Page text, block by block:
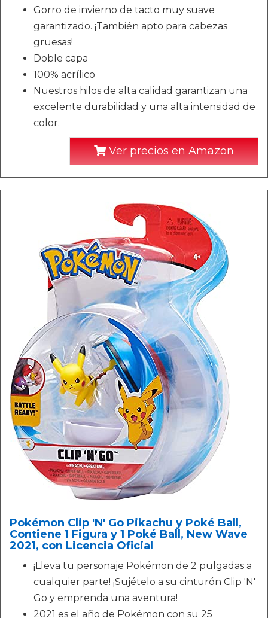
Gorro de invierno de tacto muy suave
garantizado. ¡También apto para cabezas
gruesas!
Doble capa
100% acrílico
Nuestros hilos de alta calidad garantizan una
excelente durabilidad y una alta intensidad de
color.
Ver precios en Amazon
Pokémon Clip 'N' Go Pikachu y Poké Ball,
Contiene 1 Figura y 1 Poké Ball, New Wave
2021, con Licencia Oficial
¡Lleva tu personaje Pokémon de 2 pulgadas a
cualquier parte! ¡Sujételo a su cinturón Clip 'N'
Go y emprenda una aventura!
2021 es el año de Pokémon con su 25